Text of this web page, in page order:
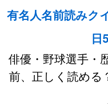
有名人名前読みク
日
俳優・野球選手・
前、正しく読める